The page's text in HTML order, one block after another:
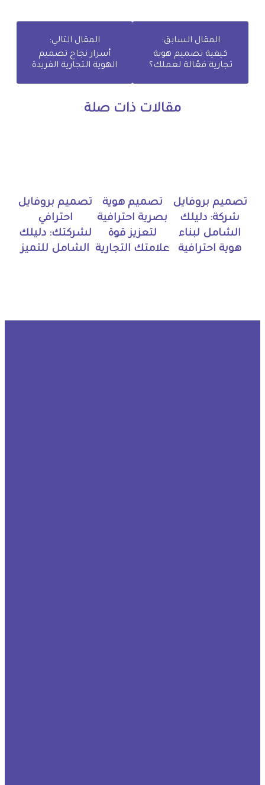
المقال السابق:
كيفية تصميم هوية
تجارية فعّالة لعملك؟
المقال التالي:
أسرار نجاح تصميم
الهوية التجارية الفريدة
مقالات ذات صلة
تصميم بروفايل
شركة: دليلك
الشامل لبناء
هوية احترافية
تصميم هوية
بصرية احترافية
لتعزيز قوة
علامتك التجارية
تصميم بروفايل
احترافي
لشركتك: دليلك
الشامل للتميز